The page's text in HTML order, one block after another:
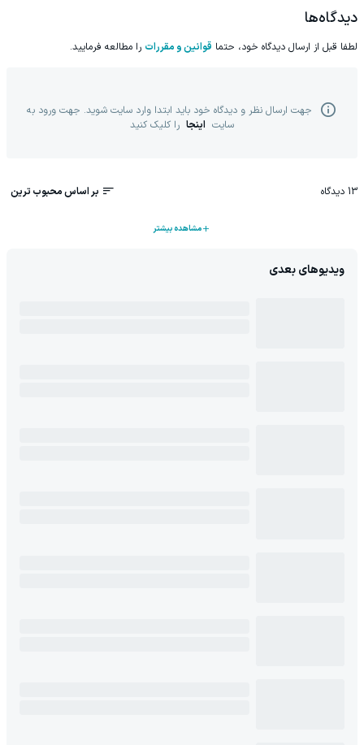
دیدگاه‌ها
لطفا قبل از ارسال دیدگاه خود، حتما قوانین و مقررات را مطالعه فرمایید.
جهت ارسال نظر و دیدگاه خود باید ابتدا وارد سایت شوید. جهت ورود به
سایت اینجا را کلیک کنید
13 دیدگاه بر اساس محبوب ترین
مشاهده بیشتر
ویدیوهای بعدی